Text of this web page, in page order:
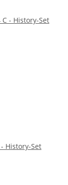
History-Set